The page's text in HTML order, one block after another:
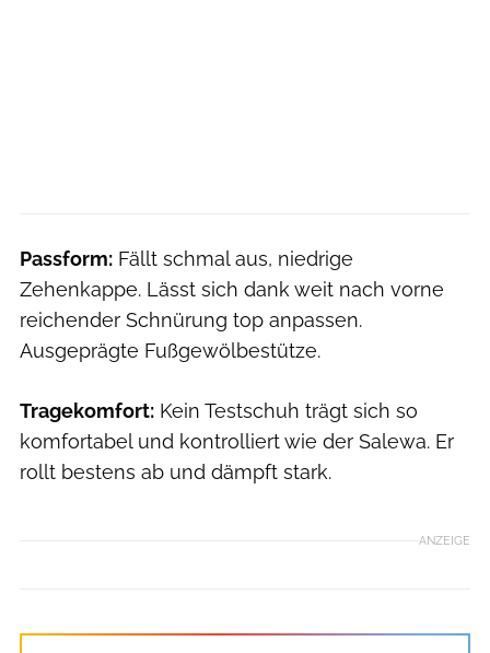
Passform: Fällt schmal aus, niedrige
Zehenkappe. Lässt sich dank weit nach vorne
reichender Schnürung top anpassen.
Ausgeprägte Fußgewölbestütze.
Tragekomfort: Kein Testschuh trägt sich so
komfortabel und kontrolliert wie der Salewa. Er
rollt bestens ab und dämpft stark.
ANZEIGE